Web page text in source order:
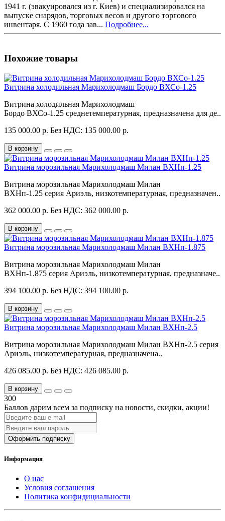
1941 г. (эвакуировался из г. Киев) и специализировался на
выпуске снарядов, торговых весов и другого торгового
инвентаря. С 1960 года зав... Подробнее...
Похожие товары
Витрина холодильная Марихолодмаш Бордо ВХСо-1.25
Витрина холодильная Марихолодмаш
Бордо ВХСо-1.25 среднетемпературная, предназначена для де..
135 000.00 р. Без НДС: 135 000.00 р.
В корзину
Витрина морозильная Марихолодмаш Милан ВХНп-1.25
Витрина морозильная Марихолодмаш Милан
ВХНп-1.25 серия Ариэль, низкотемпературная, предназначен..
362 000.00 р. Без НДС: 362 000.00 р.
В корзину
Витрина морозильная Марихолодмаш Милан ВХНп-1.875
Витрина морозильная Марихолодмаш Милан
ВХНп-1.875 серия Ариэль, низкотемпературная, предназначе..
394 100.00 р. Без НДС: 394 100.00 р.
В корзину
Витрина морозильная Марихолодмаш Милан ВХНп-2.5
Витрина морозильная Марихолодмаш Милан ВХНп-2.5 серия
Ариэль, низкотемпературная, предназначена..
426 085.00 р. Без НДС: 426 085.00 р.
В корзину
300
Баллов дарим всем за подписку на новости, скидки, акции!
Оформить подписку
Информация
О нас
Условия соглашения
Политика конфидициальности